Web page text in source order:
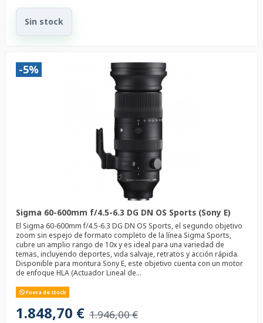
Sin stock
-5%
Sigma 60-600mm f/4.5-6.3 DG DN OS Sports (Sony E)
El Sigma 60-600mm f/4.5-6.3 DG DN OS Sports, el segundo objetivo
zoom sin espejo de formato completo de la línea Sigma Sports,
cubre un amplio rango de 10x y es ideal para una variedad de
temas, incluyendo deportes, vida salvaje, retratos y acción rápida.
Disponible para montura Sony E, este objetivo cuenta con un motor
de enfoque HLA (Actuador Lineal de...
Fuera de stock
1.848,70 € 1.946,00 €